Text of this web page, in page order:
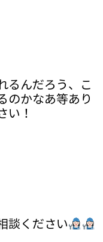
るんだろう、こ
のかなあ等あり
い！
談ください